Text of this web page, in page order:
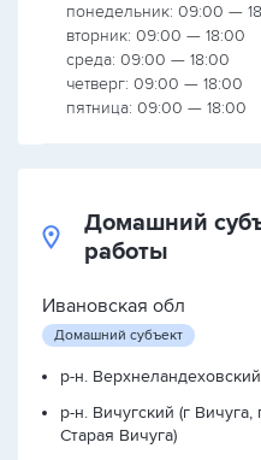
понедельник: 09:00 —
вторник: 09:00 — 18:00
среда: 09:00 — 18:00
четверг: 09:00 — 18:00
пятница: 09:00 — 18:00
Домашний
работы
Ивановская обл
Домашний субъект
р-н.
р-н. Вичугский (г
Старая Вичуга)